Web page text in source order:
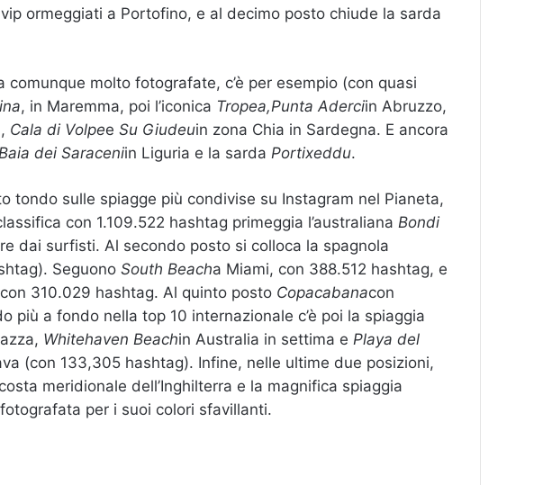
ormeggiati a Portofino, e al decimo posto chiude la sarda
comunque molto fotografate, c’è per esempio (con quasi
, in Maremma, poi l’iconica Tropea,Punta Aderciin Abruzzo,
Cala di Volpee Su Giudeuin zona Chia in Sardegna. E ancora
dei Saraceniin Liguria e la sarda Portixeddu.
tondo sulle spiagge più condivise su Instagram nel Pianeta,
con 1.109.522 hashtag primeggia l’australiana Bondi
dai surfisti. Al secondo posto si colloca la spagnola
Seguono South Beacha Miami, con 388.512 hashtag, e
310.029 hashtag. Al quinto posto Copacabanacon
più a fondo nella top 10 internazionale c’è poi la spiaggia
Whitehaven Beachin Australia in settima e Playa del
(con 133,305 hashtag). Infine, nelle ultime due posizioni,
meridionale dell’Inghilterra e la magnifica spiaggia
fotografata per i suoi colori sfavillanti.